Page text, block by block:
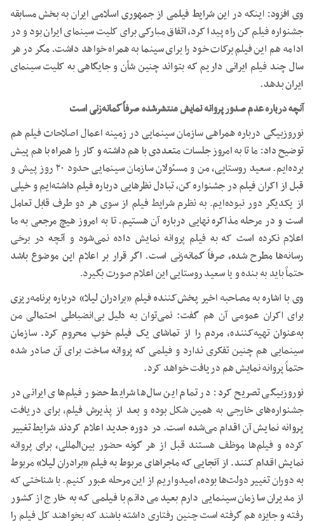
وی افزود: اینکه در این شرایط فیلمی از جمهوری اسلامی ایران به بخش مسابقه
جشنواره فیلم کن راه پیدا کرد، اتفاق مبارکی برای کلیت سینمای ایران بود و در
ادامه هم این فیلم برکات خود را برای سینما به همراه خواهد داشت. مگر در هر
سال چند فیلم ایرانی داریم که بتواند چنین شأن و جایگاهی به کلیت سینمای
ایران بدهد.
آنچه درباره عدم صدور پروانه نمایش منتشرشده صرفاً گمانه‌زنی است
نوروزبیگی درباره همراهی سازمان سینمایی در زمینه اعمال اصلاحات فیلم هم
توضیح داد: ما تا به امروز جلسات متعددی با هم داشته و کار را همراه با هم پیش
برده‌ایم. سعید روستایی، من و مسئولان سازمان سینمایی حدود ۲۰ روز پیش و
قبل از اکران فیلم در جشنواره کن، تبادل نظرهایی درباره فیلم داشته‌ایم و خیلی
از یکدیگر دور نبوده‌ایم. به نظرم شرایط فیلم از سوی هر دو طرف قابل تعامل
است و در مرحله مذاکره نهایی درباره آن هستیم. تا به امروز هیچ مرجعی به ما
اعلام نکرده است که به فیلم پروانه نمایش داده نمی‌شود و آنچه در برخی
رسانه‌ها مطرح شده، صرفاً گمانه‌زنی است. اگر قرار بر اعلام این موضوع باشد
حتماً باید به بنده و یا سعید روستایی این اعلام صورت بگیرد.
وی با اشاره به مصاحبه اخیر پخش‌کننده فیلم «برادران لیلا» درباره برنامه‌ریزی
برای اکران عمومی آن هم گفت: نمی‌توان به دلیل بی‌انضباطی احتمالی من
به‌عنوان تهیه‌کننده، مردم را از تماشای یک فیلم خوب محروم کرد. سازمان
سینمایی هم چنین تفکری ندارد و فیلمی که پروانه ساخت برای آن صادر شده
حتماً پروانه نمایش هم دریافت خواهد کرد.
نوروزبیگی تصریح کرد: در تمام این سال‌ها شرایط حضور فیلم‌های ایرانی در
جشنواره‌های خارجی به همین شکل بوده و بعد از پذیرش فیلم، برای دریافت
پروانه نمایش آن اقدام می‌شده است. در دوره جدید اعلام کردند شرایط تغییر
کرده و فیلم‌ها موظف هستند قبل از هر گونه حضور بین‌المللی، برای پروانه
نمایش اقدام کنند. از آنجایی که ماجراهای مربوط به فیلم «برادران لیلا» مربوط
به دوران تغییر دولت‌ها بوده، امیدواریم از این مرحله عبور کنیم. با شناختی که
از مدیران سازمان سینمایی دارم بعید می‌دانم با فیلمی که به خارج از کشور
رفته و جایزه هم گرفته است چنین رفتاری داشته باشند که بخواهند کل فیلم را